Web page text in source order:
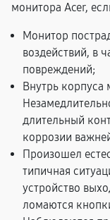
монитора Acer,
Монитор
воздействий, в
повреждений;
Внутрь корпуса
длительный
коррозии
Произошел
типичная
устройство
ломаются